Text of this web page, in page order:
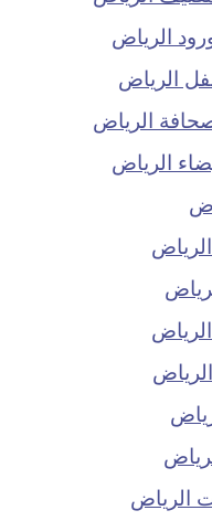
الرياض
الرياض
الرياض
الرياض
الرياض